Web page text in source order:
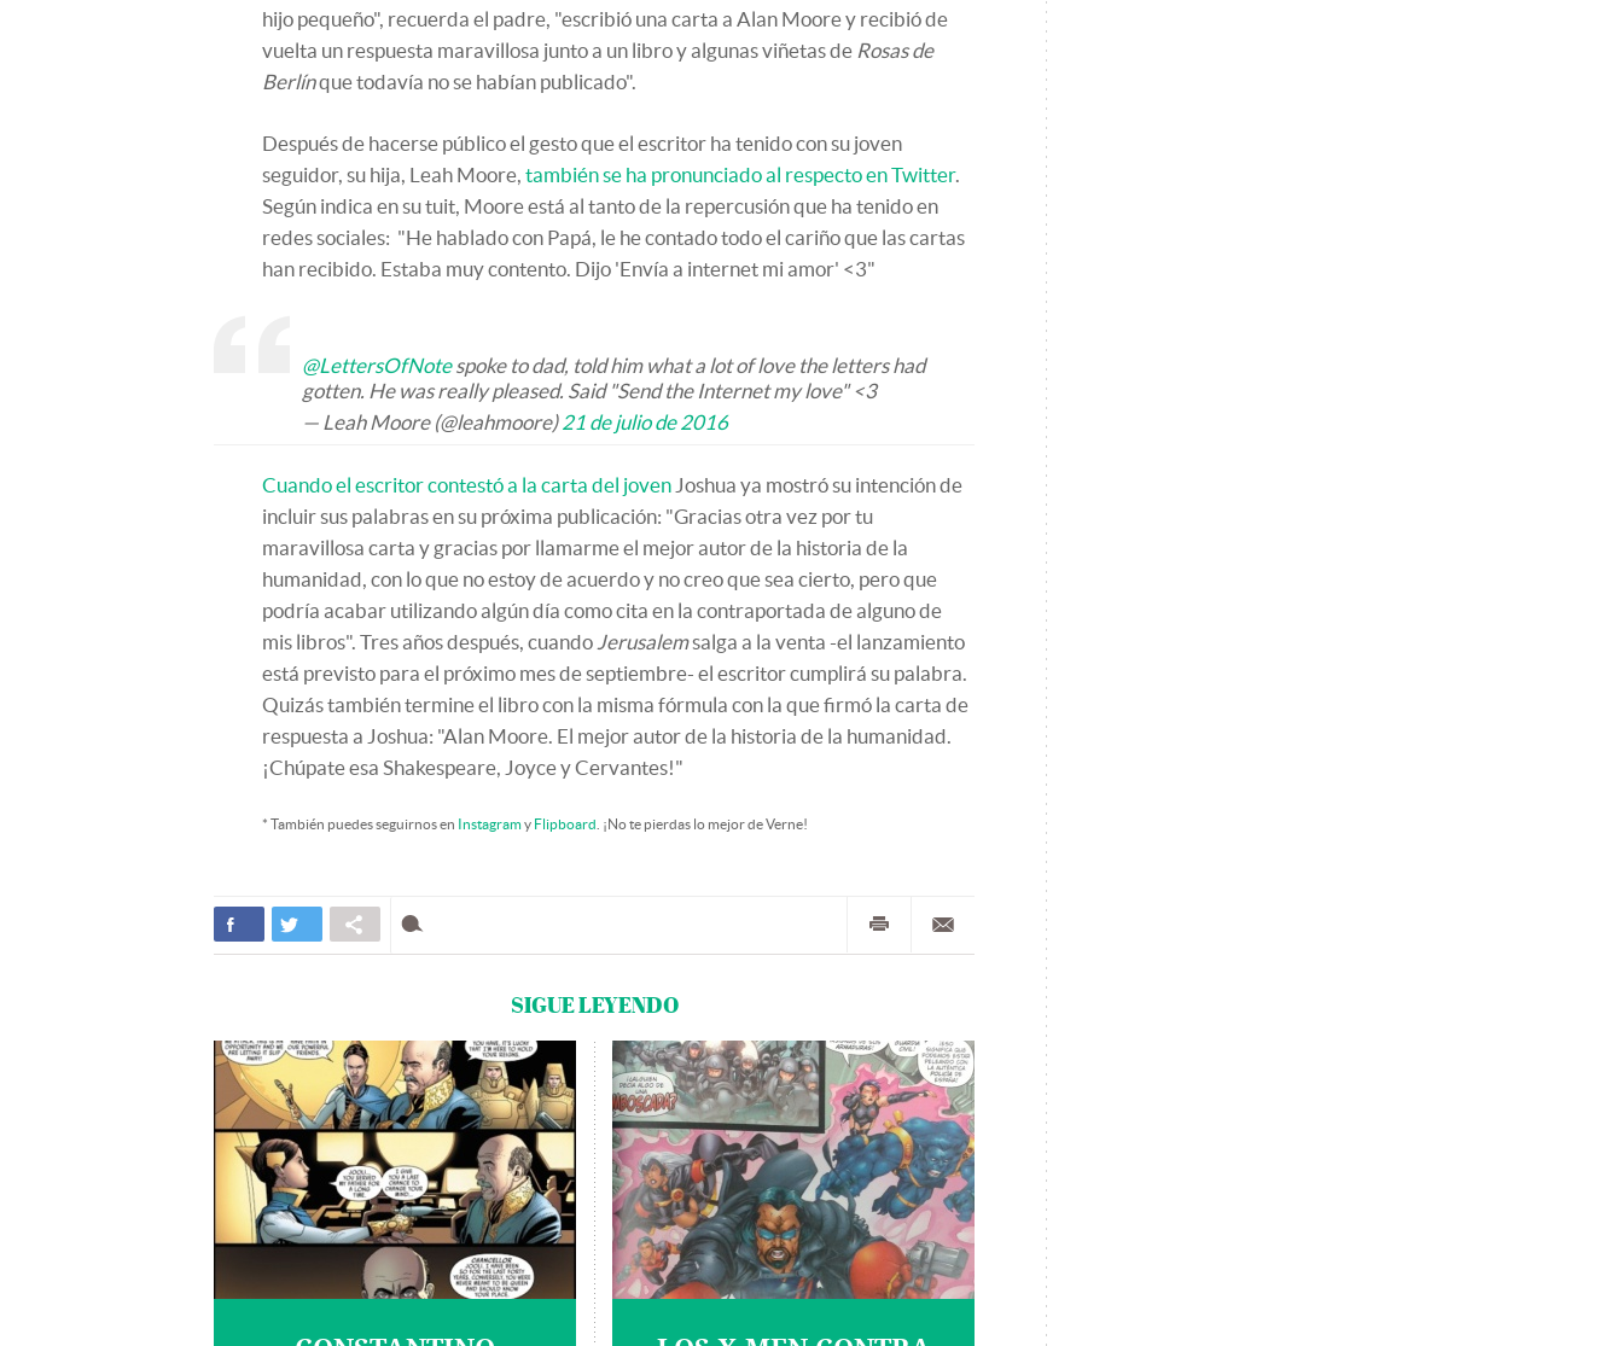
hijo pequeño", recuerda el padre, "escribió una carta a Alan Moore y recibió de
vuelta un respuesta maravillosa junto a un libro y algunas viñetas de Rosas de
Berlínque todavía no se habían publicado".
Después de hacerse público el gesto que el escritor ha tenido con su joven
seguidor, su hija, Leah Moore, también se ha pronunciado al respecto en Twitter.
Según indica en su tuit, Moore está al tanto de la repercusión que ha tenido en
redes sociales: "He hablado con Papá, le he contado todo el cariño que las cartas
han recibido. Estaba muy contento. Dijo 'Envía a internet mi amor' <3"
@LettersOfNotespoke to dad, told him what a lot of love the letters had
gotten. He was really pleased. Said "Send the Internet my love" <3
— Leah Moore (@leahmoore)21 de julio de 2016
Cuando el escritor contestó a la carta del joven Joshua ya mostró su intención de
incluir sus palabras en su próxima publicación: "Gracias otra vez por tu
maravillosa carta y gracias por llamarme el mejor autor de la historia de la
humanidad, con lo que no estoy de acuerdo y no creo que sea cierto, pero que
podría acabar utilizando algún día como cita en la contraportada de alguno de
mis libros". Tres años después, cuando Jerusalemsalga a la venta -el lanzamiento
está previsto para el próximo mes de septiembre- el escritor cumplirá su palabra.
Quizás también termine el libro con la misma fórmula con la que firmó la carta de
respuesta a Joshua: "Alan Moore. El mejor autor de la historia de la humanidad.
¡Chúpate esa Shakespeare, Joyce y Cervantes!"
* También puedes seguirnos en Instagramy Flipboard . ¡No te pierdas lo mejor de Verne!
SIGUE LEYENDO